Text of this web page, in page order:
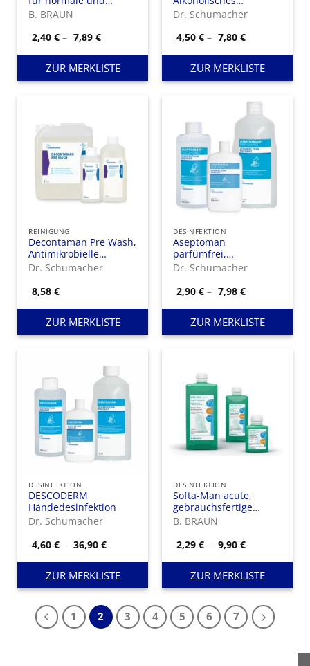
sensible Haut
B. BRAUN
2,40€ – 7,89€Preisspanne:
bis
7,89 €
ZUR MERKLISTE
Händedesinfektionsmittel
Haut.
Dr. Schumacher
4,50€ – 7,80€Preisspanne:
bis
7,80 €
ZUR MERKLISTE
REINIGUNG
Decontaman Pre Wash,
Antimikrobielle
Waschlotion für Hände
Dr. Schumacher
8,58€
ZUR MERKLISTE
DESINFEKTION
Aseptoman
parfümfrei,
Alkoholisches
Dr. Schumacher
2,90€ – 7,98€Preisspanne:
2,90 €
bis
7,98 €
ZUR MERKLISTE
DESINFEKTION
DESCODERM
Händedesinfektion
Dr. Schumacher
4,60€ – 36,90€Preisspanne:
4,60 €
bis
36,90 €
ZUR MERKLISTE
DESINFEKTION
Softa-Man acute,
gebrauchsfertige
alkoholische Lösung
viruzide
B. BRAUN
2,29€ – 9,90€Preisspanne:
2,29 €
bis
9,90 €
ZUR MERKLISTE
1 2 3 4 5 6 7